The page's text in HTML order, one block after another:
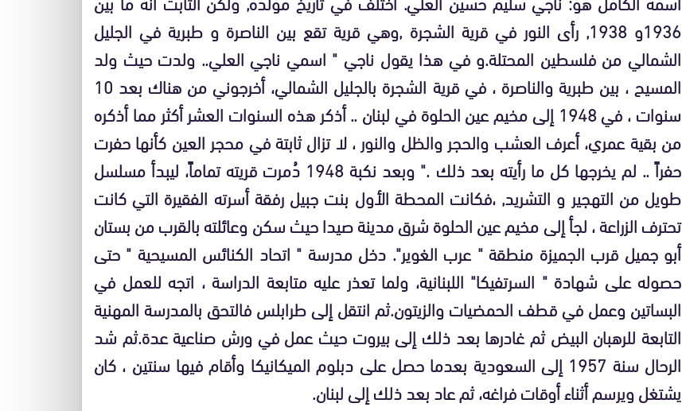
1936و 1938, رأى النور في قرية الشجرة ,وهي قرية تقع بين الناصرة و طبرية في الجليل
الشمالي من فلسطين المحتلة.و في هذا يقول ناجي " اسمي ناجي العلي.. ولدت حيث ولد
المسيح ، بين طبرية والناصرة ، في قرية الشجرة بالجليل الشمالي، أخرجوني من هناك بعد 10
سنوات ، في 1948 إلى مخيم عين الحلوة في لبنان .. أذكر هذه السنوات العشر أكثر مما أذكره
من بقية عمري، أعرف العشب والحجر والظل والنور ، لا تزال ثابتة في محجر العين كأنها حفرت
حفراً .. لم يخرجها كل ما رأيته بعد ذلك ." وبعد نكبة 1948 دُمرت قريته تماماً، ليبدأ مسلسل
طويل من التهجير و التشريد, ،فكانت المحطة الأول بنت جبيل رفقة أسرته الفقيرة التي كانت
تحترف الزراعة ، لجأ إلى مخيم عين الحلوة شرق مدينة صيدا حيث سكن وعائلته بالقرب من بستان
أبو جميل قرب الجميزة منطقة " عرب الغوير". دخل مدرسة " اتحاد الكنائس المسيحية " حتى
حصوله على شهادة " السرتفيكا" اللبنانية، ولما تعذر عليه متابعة الدراسة ، اتجه للعمل في
البساتين وعمل في قطف الحمضيات والزيتون.ثم انتقل إلى طرابلس فالتحق بالمدرسة المهنية
التابعة للرهبان البيض ثم غادرها بعد ذلك إلى بيروت حيث عمل في ورش صناعية عدة.ثم شد
الرحال سنة 1957 إلى السعودية بعدما حصل على دبلوم الميكانيكا وأقام فيها سنتين ، كان
يشتغل ويرسم أثناء أوقات فراغه، ثم عاد بعد ذلك إلى لبنان.